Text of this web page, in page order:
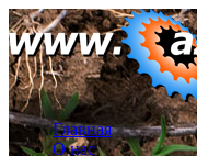
Главная
О нас